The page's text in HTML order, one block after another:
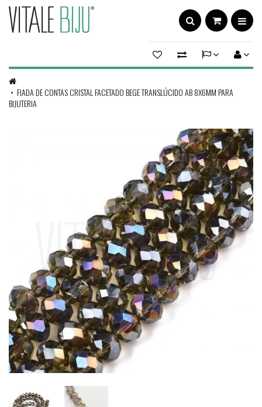
FIADA DE CONTAS CRISTAL FACETADO BEGE TRANSLÚCIDO AB 8X6MM PARA
BIJUTERIA